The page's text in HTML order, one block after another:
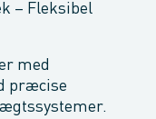
– Fleksibel
med
præcise